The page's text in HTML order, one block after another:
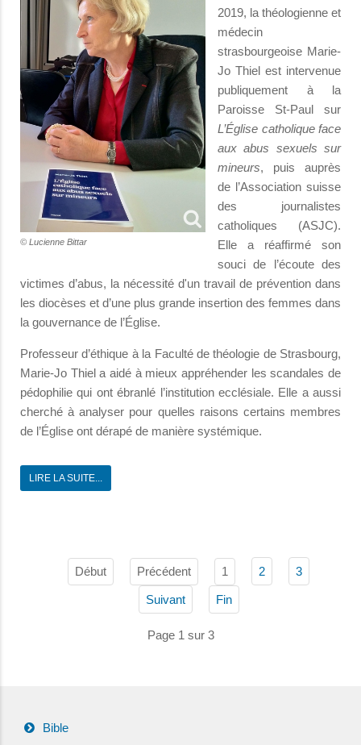
© Lucienne Bittar
2019, la théologienne et
médecin
strasbourgeoise Marie-
Jo Thiel est intervenue
publiquement à la
Paroisse St-Paul sur
L’Église catholique face
aux abus sexuels sur
mineurs, puis auprès
de l’Association suisse
des journalistes
catholiques (ASJC).
Elle a réaffirmé son
souci de l’écoute des
victimes d’abus, la nécessité d'un travail de prévention dans
les diocèses et d’une plus grande insertion des femmes dans
la gouvernance de l’Église.
Professeur d’éthique à la Faculté de théologie de Strasbourg,
Marie-Jo Thiel a aidé à mieux appréhender les scandales de
pédophilie qui ont ébranlé l’institution ecclésiale. Elle a aussi
cherché à analyser pour quelles raisons certains membres
de l’Église ont dérapé de manière systémique.
LIRE LA SUITE...
Début Précédent 1 2 3
Suivant Fin
Page 1 sur 3
Bible